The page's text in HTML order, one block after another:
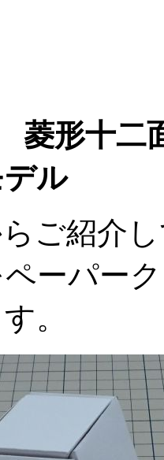
菱形十二
ル
ご紹介
ーパー
。